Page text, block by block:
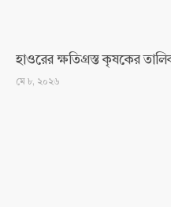
হাওরের ক্ষতিগ্রস্ত কৃষকের
মে ৮, ২০২৬